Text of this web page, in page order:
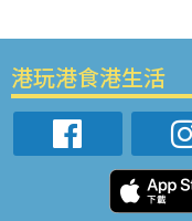
港玩港食港生活